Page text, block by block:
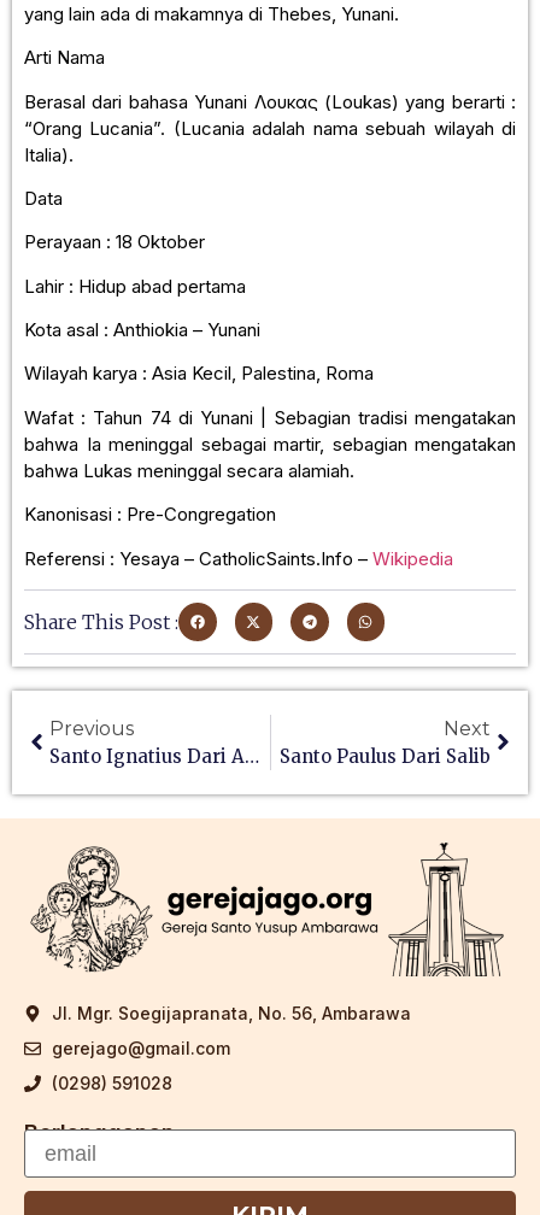
yang lain ada di makamnya di Thebes, Yunani.
Arti Nama
Berasal dari bahasa Yunani Λουκας (Loukas) yang berarti :
“Orang Lucania”. (Lucania adalah nama sebuah wilayah di
Italia).
Data
Perayaan : 18 Oktober
Lahir : Hidup abad pertama
Kota asal : Anthiokia – Yunani
Wilayah karya : Asia Kecil, Palestina, Roma
Wafat : Tahun 74 di Yunani | Sebagian tradisi mengatakan
bahwa Ia meninggal sebagai martir, sebagian mengatakan
bahwa Lukas meninggal secara alamiah.
Kanonisasi : Pre-Congregation
Referensi : Yesaya – CatholicSaints.Info – Wikipedia
Share This Post :
Previous
Santo Ignatius Dari Anthiokia
Next
Santo Paulus Dari Salib
Jl. Mgr. Soegijapranata, No. 56, Ambarawa
gerejago@gmail.com
(0298) 591028
Berlangganan